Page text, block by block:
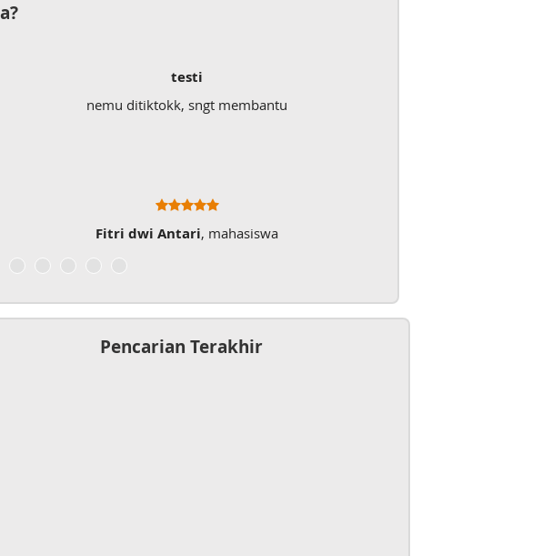
testi
nemu ditiktokk, sngt membantu
Fitri dwi Antari, mahasiswa
Pencarian Terakhir